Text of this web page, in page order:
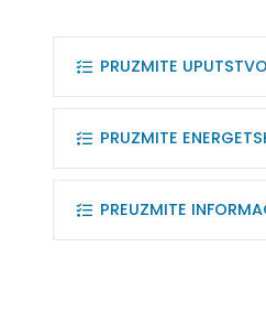
PRUZMITE
PRUZMITE
PREUZMITE